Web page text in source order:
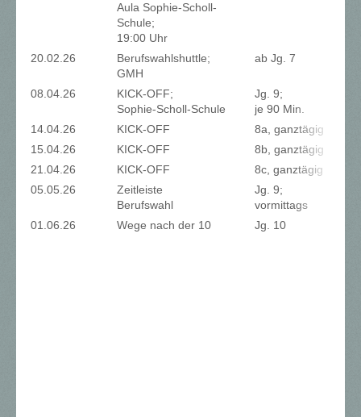
Aula Sophie-Scholl-
Schule;
19:00 Uhr
20.02.26
Berufswahlshuttle;
GMH
ab Jg. 7
08.04.26
KICK-OFF;
Sophie-Scholl-Schule
Jg. 9;
je 90 Min.
14.04.26
KICK-OFF
8a, ganztägig
15.04.26
KICK-OFF
8b, ganztägig
21.04.26
KICK-OFF
8c, ganztägig
05.05.26
Zeitleiste
Berufswahl
Jg. 9;
vormittags
01.06.26
Wege nach der 10 Jg. 10